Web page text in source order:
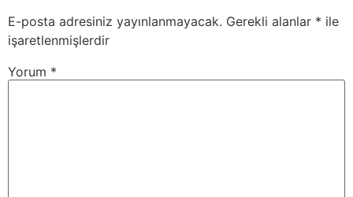
E-posta adresiniz yayınlanmayacak. Gerekli alanlar * ile
işaretlenmişlerdir
Yorum *